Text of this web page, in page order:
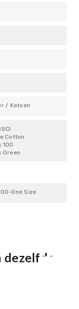
/ Katoen
Cotton
100
Green
One Size
dezelfde